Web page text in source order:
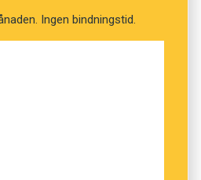
Ingen bindningstid.